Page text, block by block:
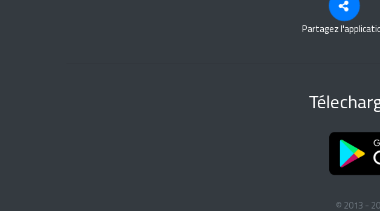
Partagez
© 2013 -